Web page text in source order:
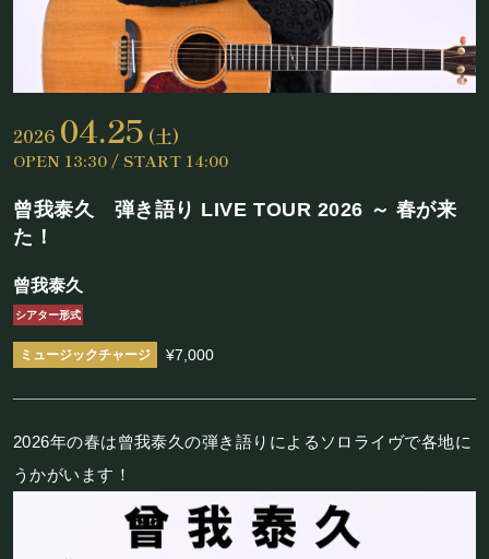
ABOUT US
座長挨拶
機材リスト
SCHEDULE
RESERVATION
予約・当日の流れ
2026 04.25 (土)
OPEN 13:30 / START 14:00
曾我泰久 弾き語り LIVE TOUR 2026 ～ 春が来
た！
曾我泰久
シアター形式
¥7,000
2026年の春は曾我泰久の弾き語りによるソロライヴで各地に
うかがいます！